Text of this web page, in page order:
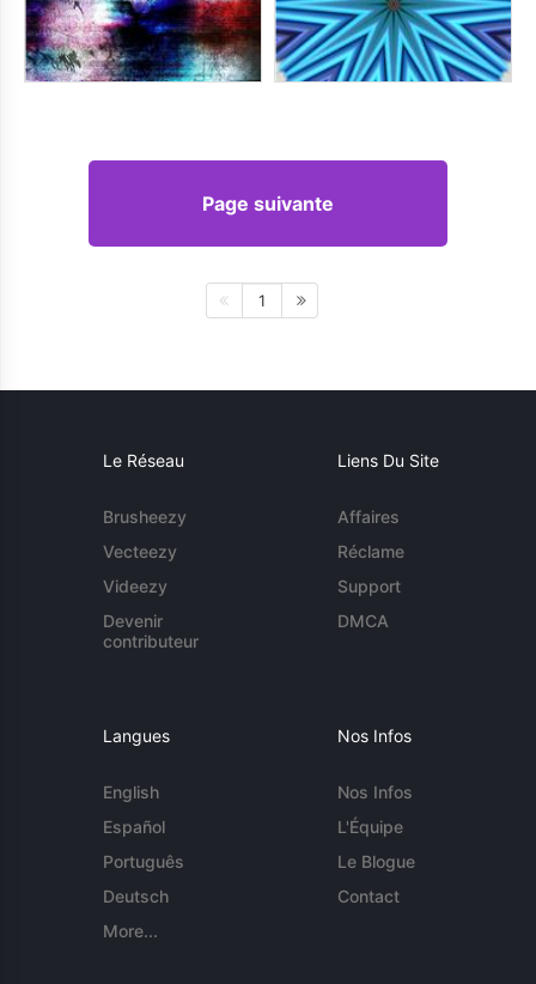
Page suivante
1
Le Réseau
Brusheezy
Vecteezy
Videezy
Devenir
contributeur
Liens Du Site
Affaires
Réclame
Support
DMCA
Langues
English
Español
Português
Deutsch
More...
Nos Infos
Nos Infos
L'Équipe
Le Blogue
Contact